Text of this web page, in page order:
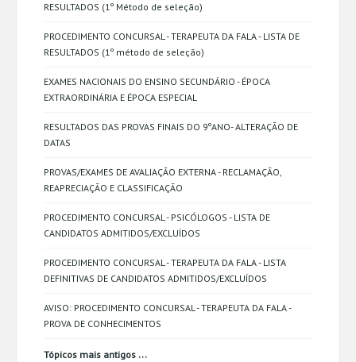
RESULTADOS (1º Método de seleção)
PROCEDIMENTO CONCURSAL - TERAPEUTA DA FALA - LISTA DE
RESULTADOS (1º método de seleção)
EXAMES NACIONAIS DO ENSINO SECUNDÁRIO - ÉPOCA
EXTRAORDINÁRIA E ÉPOCA ESPECIAL
RESULTADOS DAS PROVAS FINAIS DO 9ºANO- ALTERAÇÃO DE
DATAS
PROVAS/EXAMES DE AVALIAÇÃO EXTERNA - RECLAMAÇÃO,
REAPRECIAÇÃO E CLASSIFICAÇÃO
PROCEDIMENTO CONCURSAL - PSICÓLOGOS - LISTA DE
CANDIDATOS ADMITIDOS/EXCLUÍDOS
PROCEDIMENTO CONCURSAL - TERAPEUTA DA FALA - LISTA
DEFINITIVAS DE CANDIDATOS ADMITIDOS/EXCLUÍDOS
AVISO: PROCEDIMENTO CONCURSAL - TERAPEUTA DA FALA -
PROVA DE CONHECIMENTOS
Tópicos mais antigos ...